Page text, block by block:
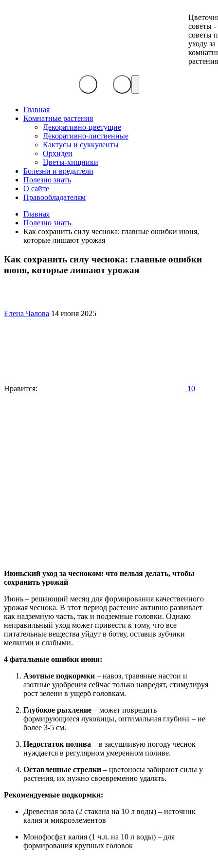
советы -
советы
уходу за
Главная
Комнатные растения
Декоративно-цветущие
Декоративно-лиственные
Кактусы и суккуленты
Орхидеи
Цветы-хищники
Болезни и вредители
Полезно знать
О сайте
Правообладателям
Главная
Полезно знать
Как сохранить силу чеснока: главные ошибки июня,
которые лишают урожая
Как сохранить силу чеснока: главные ошибки
июня, которые лишают урожая
Елена Чалова 14 июня 2025
Нравится: 10
Июньский уход за чесноком: что нельзя делать, чтобы
сохранить урожай
Июнь – решающий месяц для формирования качественного
урожая чеснока. В этот период растение активно развивает
как надземную часть, так и подземные головки. Однако
неправильный уход может привести к тому, что все
питательные вещества уйдут в ботву, оставив зубчики
мелкими и слабыми.
4 фатальные ошибки июня:
Азотные подкормки – навоз, травяные настои и
азотные удобрения сейчас только навредят, стимулируя
рост зелени в ущерб головкам.
Глубокое рыхление – может повредить
формирующиеся луковицы, оптимальная глубина – не
более 3-5 см.
Недостаток полива – в засушливую погоду чеснок
нуждается в регулярном умеренном поливе.
Оставленные стрелки – цветоносы забирают силы у
растения, их нужно своевременно удалять.
Рекомендуемые подкормки:
Древесная зола (2 стакана на 10 л воды) – источник
калия и микроэлементов
Монофосфат калия (1 ч.л. на 10 л воды) – для
формирования крупных головок